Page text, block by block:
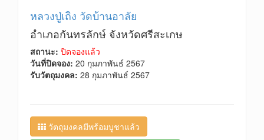
หลวงปู่เถิง วัดบ้านอาลัย
อำเภอกันทรลักษ์ จังหวัดศรีสะเกษ
สถานะ: ปิดจองแล้ว
วันที่ปิดจอง: 20 กุมภาพันธ์ 2567
รับวัตถุมงคล: 28 กุมภาพันธ์ 2567
วัตถุมงคลมีพร้อมบูชาแล้ว